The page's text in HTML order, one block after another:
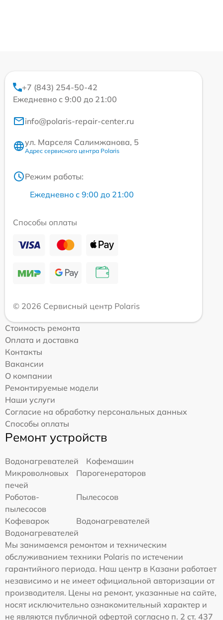
+7 (843) 254-50-42
Ежедневно с 9:00 до 21:00
info@polaris-repair-center.ru
ул. Марселя Салимжанова, 5
Адрес сервисного центра Polaris
Режим работы:
Ежедневно с 9:00 до 21:00
Способы оплаты
© 2026 Сервисный центр Polaris
Стоимость ремонта
Оплата и доставка
Контакты
Вакансии
О компании
Ремонтируемые модели
Наши услуги
Согласие на обработку персональных данных
Способы оплаты
Ремонт устройств
Водонагревателей
Кофемашин
Микроволновых
печей
Парогенераторов
Роботов-
пылесосов
Пылесосов
Кофеварок
Водонагревателей
Водонагревателей
Мы занимаемся ремонтом и техническим
обслуживанием техники Polaris по истечении
гарантийного периода. Наш центр в Казани работает
независимо и не имеет официальной авторизации от
производителя. Цены на ремонт, указанные на сайте,
носят исключительно ознакомительный характер и
не являются публичной офертой согласно п. 2 ст. 437